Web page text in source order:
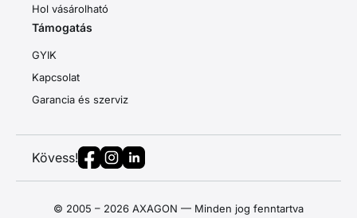
Hol vásárolható
Támogatás
GYIK
Kapcsolat
Garancia és szerviz
Kövess!
© 2005 – 2026 AXAGON — Minden jog fenntartva